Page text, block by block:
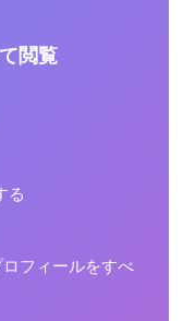
閲覧
る
ロフィールをすべ